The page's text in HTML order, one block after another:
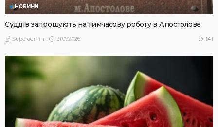
НОВИНИ
Суддів запрошують на тимчасову роботу в Апостолове
Superadmin 31.07.2026 141